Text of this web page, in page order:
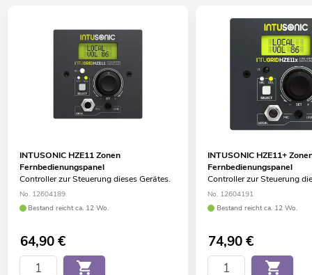
INTUSONIC HZE11 Zonen
Fernbedienungspanel
Controller zur Steuerung dieses Gerätes.
No. 12604189
Bestand reicht ca. 12 Wo.
64,90€
INTUSONIC HZE11+
Fernbedienungspanel
Controller zur Steuerung
No. 12604191
Bestand reicht ca. 12 Wo.
74,90€